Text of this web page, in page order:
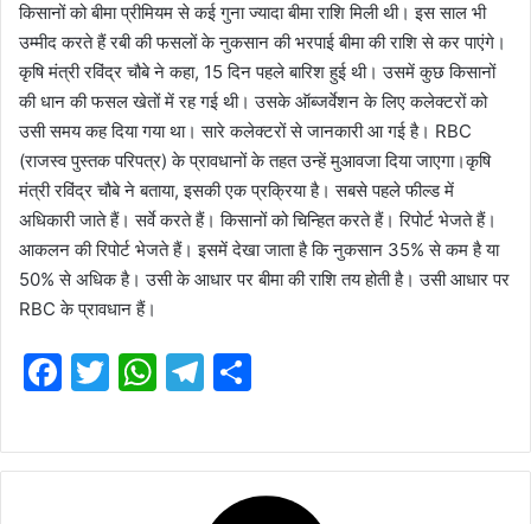
किसानों को बीमा प्रीमियम से कई गुना ज्यादा बीमा राशि मिली थी। इस साल भी
उम्मीद करते हैं रबी की फसलों के नुकसान की भरपाई बीमा की राशि से कर पाएंगे।
कृषि मंत्री रविंद्र चौबे ने कहा, 15 दिन पहले बारिश हुई थी। उसमें कुछ किसानों
की धान की फसल खेतों में रह गई थी। उसके ऑब्जर्वेशन के लिए कलेक्टरों को
उसी समय कह दिया गया था। सारे कलेक्टरों से जानकारी आ गई है। RBC
(राजस्व पुस्तक परिपत्र) के प्रावधानों के तहत उन्हें मुआवजा दिया जाएगा।कृषि
मंत्री रविंद्र चौबे ने बताया, इसकी एक प्रक्रिया है। सबसे पहले फील्ड में
अधिकारी जाते हैं। सर्वे करते हैं। किसानों को चिन्हित करते हैं। रिपोर्ट भेजते हैं।
आकलन की रिपोर्ट भेजते हैं। इसमें देखा जाता है कि नुकसान 35% से कम है या
50% से अधिक है। उसी के आधार पर बीमा की राशि तय होती है। उसी आधार पर
RBC के प्रावधान हैं।
F
c
e
T
itt
er
W
at
s
T
e
gr
ar
e